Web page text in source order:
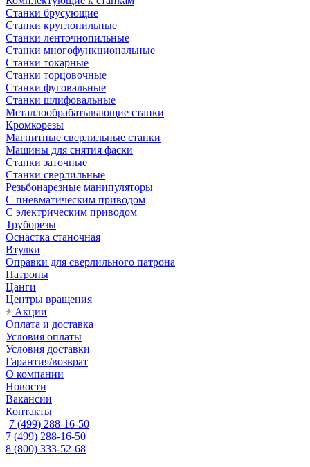
Станки брусующие
Станки круглопильные
Станки ленточнопильные
Станки многофункциональные
Станки токарные
Станки торцовочные
Станки фуговальные
Станки шлифовальные
Металлообрабатывающие станки
Кромкорезы
Магнитные сверлильные станки
Машины для снятия фаски
Станки заточные
Станки сверлильные
Резьбонарезные манипуляторы
С пневматическим приводом
С электрическим приводом
Труборезы
Оснастка станочная
Втулки
Оправки для сверлильного патрона
Патроны
Цанги
Центры вращения
Акции
Оплата и доставка
Условия оплаты
Условия доставки
Гарантия/возврат
О компании
Новости
Вакансии
Контакты
7 (499) 288-16-50
7 (499) 288-16-50
8 (800) 333-52-68